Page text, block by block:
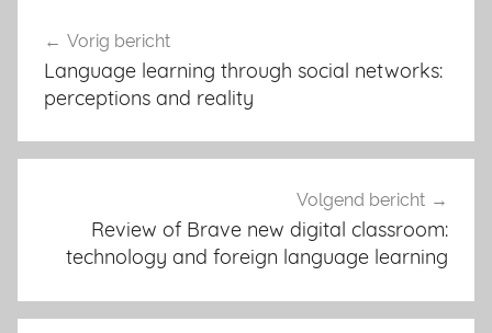
Bericht
navigatie
Vorig bericht
Language learning through social networks:
perceptions and reality
Volgend bericht
Review of Brave new digital classroom:
technology and foreign language learning